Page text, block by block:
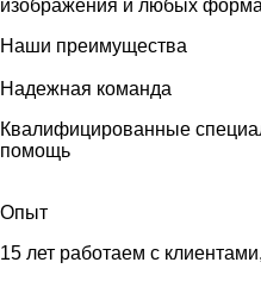
изображения и любых
Наши преимущества
Надежная команда
Квалифицированные
помощь
Опыт
15 лет работаем с